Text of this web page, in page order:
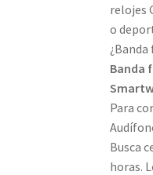
relojes
o
Banda
Para
Busca
horas.